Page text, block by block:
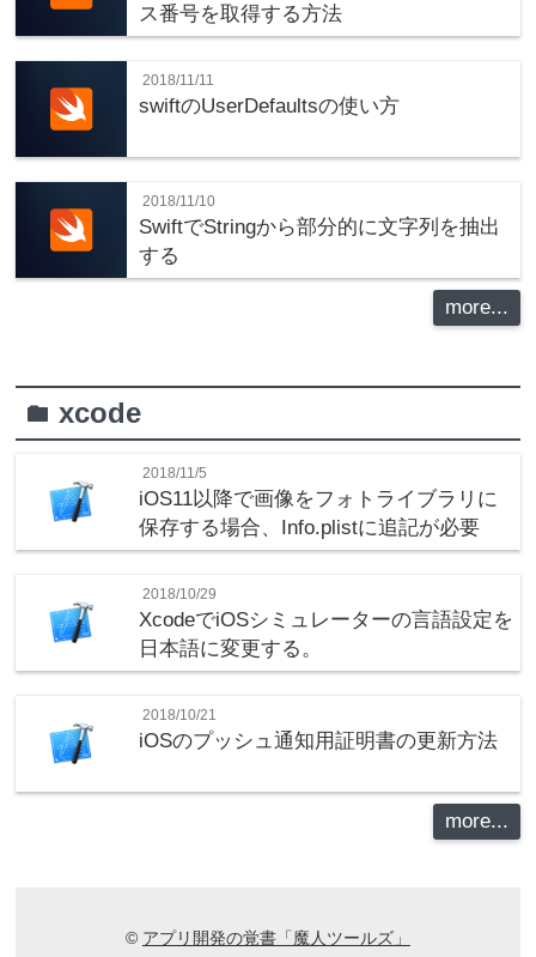
ス番号を取得する方法
2018/11/11
swiftのUserDefaultsの使い方
2018/11/10
SwiftでStringから部分的に文字列を抽出
する
more...
folderxcode
2018/11/5
iOS11以降で画像をフォトライブラリに
保存する場合、Info.plistに追記が必要
2018/10/29
XcodeでiOSシミュレーターの言語設定を
日本語に変更する。
2018/10/21
iOSのプッシュ通知用証明書の更新方法
more...
© アプリ開発の覚書「魔人ツールズ」